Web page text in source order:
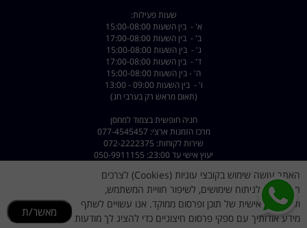
שעות פעילות:
א' - בין השעות 15:00-08:00
ב' - בין השעות 17:00-08:00
ג' - בין השעות 15:00-08:00
ד' - בין השעות 17:00-08:00
ה' - בין השעות 15:00-08:00
ו' - בין השעות 09:00 - 13:00
(תאום מראש רק בערבי חג)
חניה חופשית בצמוד למחסן
מרכז הזמנות ארצי: 077-4545457
שירות לקוחות: 072-2222375
יעוץ אישי עד 23:00: 050-9911155
כתובת: רחוב השילוח 8 פתח תקווה - קרית מטלון
דוא"ל :dorsport@walla.com
מייל שירות לקוחותdorsportsr@gmail.com
האתר עושה שימוש בקובצי עוגיות (Cookies) לצרכים
תפעוליים, לניתוח שימושים, לשיפור חוויית המשתמש,
ולהתאמה אישית של תוכן ופרסום ממוקד. אנו עשויים לשתף
מידע אודותיך עם ספקי פרסום חיצוניים כדי להציג לך מודעות
מאשר/ת